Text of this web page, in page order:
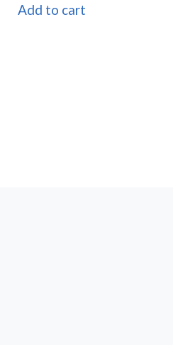
Add to cart